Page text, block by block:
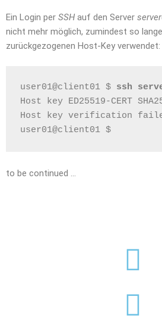
Ein Login per SSH auf den Server
nicht mehr möglich, zumindest so
zurückgezogenen Host-Key verwendet:
user01@client01 $ ssh
Host key ED25519-CERT
Host key verification
user01@client01 $
to be continued …